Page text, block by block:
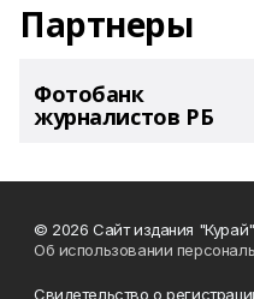
Партнеры
Фотобанк
журналистов РБ
© 2026 Сайт издания "Курай"
Об использовании
Свидетельство о